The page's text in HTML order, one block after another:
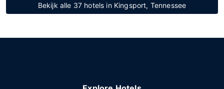
Bekijk alle 37 hotels in Kingsport, Tennessee